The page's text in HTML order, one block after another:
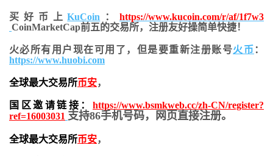
买好币上KuCoin ：https://www.kucoin.com/r/af/1f7w3
CoinMarketCap前五的交易所，注册友好操简单快捷！
火必所有用户现在可用了，但是要重新注册账号火币 ：
https://www.huobi.com
全球最大交易所币安，
国区邀请链接： https://www.bsmkweb.cc/zh-CN/register?
ref=16003031 支持86手机号码，网页直接注册。
全球最大交易所币安，